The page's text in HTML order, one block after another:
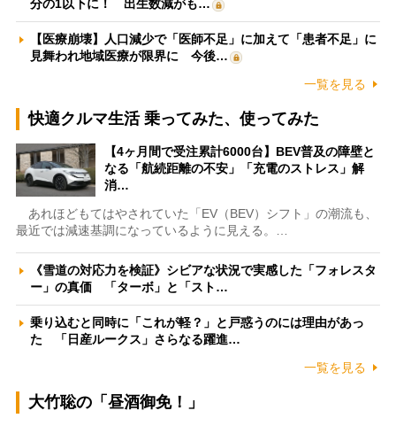
分の1以下に！ 出生数減がも…
【医療崩壊】人口減少で「医師不足」に加えて「患者不足」に
見舞われ地域医療が限界に 今後…
一覧を見る
快適クルマ生活 乗ってみた、使ってみた
【4ヶ月間で受注累計6000台】BEV普及の障壁と
なる「航続距離の不安」「充電のストレス」解
消…
あれほどもてはやされていた「EV（BEV）シフト」の潮流も、
最近では減速基調になっているように見える。…
《雪道の対応力を検証》シビアな状況で実感した「フォレスタ
ー」の真価 「ターボ」と「スト…
乗り込むと同時に「これが軽？」と戸惑うのには理由があっ
た 「日産ルークス」さらなる躍進…
一覧を見る
大竹聡の「昼酒御免！」